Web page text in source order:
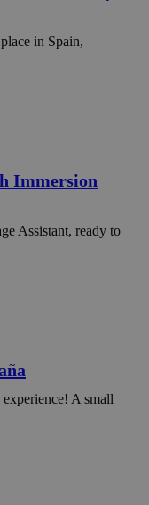
in Spain,
Immersion
Assistant, ready to
A small